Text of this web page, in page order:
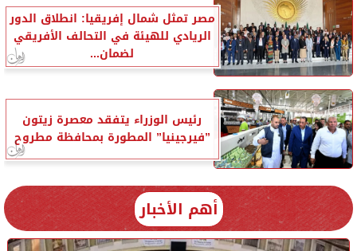
مصر تمثل شمال إفريقيا: انطلاق الدور
الريادي للهيئة في التحالف الأفريقي
لضمان...
رئيس الوزراء يتفقد معصرة زيتون
”فيرجينيا” المطورة بمحافظة مطروح
أهم الأخبار